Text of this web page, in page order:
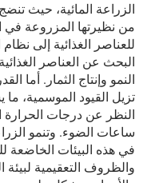
من نظيرتها المزروعة في
للعناصر الغذائية إلى
البحث عن العناصر
النمو وإنتاج الثمار. أما
تزيل القيود الموسمية،
النظر عن درجات الحرارة
ساعات الضوء. وتنمو
في هذه البيئات الخاضعة
والظروف التعقيمية